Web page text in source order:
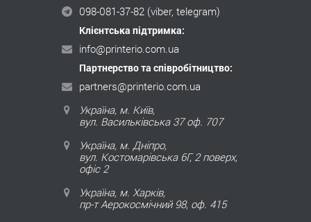
098-081-37-82 (viber, telegram)
Клієнтська підтримка:
info@printerio.com.ua
Партнерство та співробітництво:
partners@printerio.com.ua
Україна, м. Київ,
вул. Васильківська 37 оф. 707
Україна, м. Дніпро,
вул. Костомарівська 6Г, 2 поверх,
офіс 2
Україна, м. Харків,
пр-т Аерокосмічний 98, оф. 415